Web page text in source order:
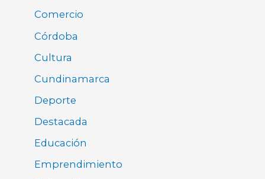
Comercio
Córdoba
Cultura
Cundinamarca
Deporte
Destacada
Educación
Emprendimiento